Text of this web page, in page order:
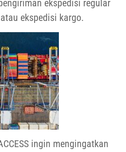
ekspedisi regular
ekspedisi kargo.
ingin mengingatkan